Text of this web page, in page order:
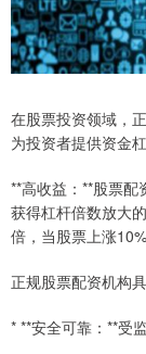
在股票投资领域，
为投资者提供资金
**高收益：**股票配
获得杠杆倍数放大
倍，当股票上涨
正规股票配资机构
* **安全可靠：**受